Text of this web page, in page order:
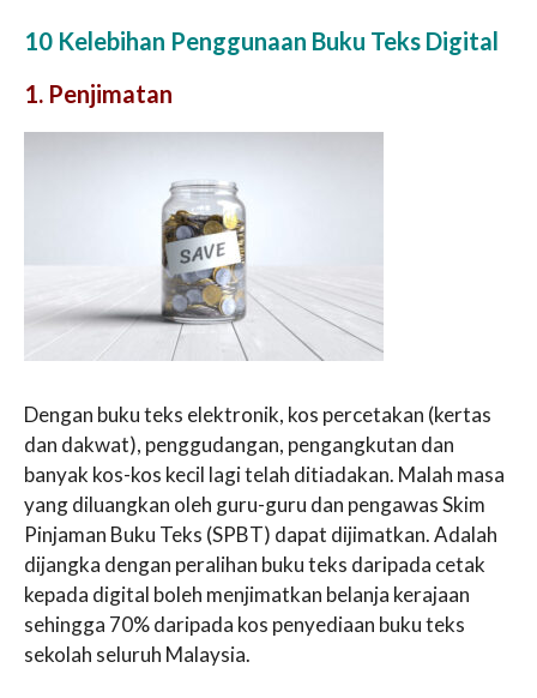
10 Kelebihan Penggunaan Buku Teks Digital
1. Penjimatan
Dengan buku teks elektronik, kos percetakan (kertas
dan dakwat), penggudangan, pengangkutan dan
banyak kos-kos kecil lagi telah ditiadakan. Malah masa
yang diluangkan oleh guru-guru dan pengawas Skim
Pinjaman Buku Teks (SPBT) dapat dijimatkan. Adalah
dijangka dengan peralihan buku teks daripada cetak
kepada digital boleh menjimatkan belanja kerajaan
sehingga 70% daripada kos penyediaan buku teks
sekolah seluruh Malaysia.